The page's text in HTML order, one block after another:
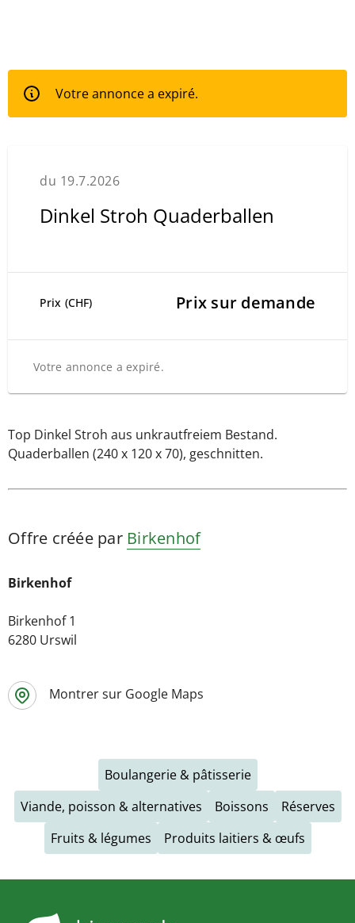
Votre annonce a expiré.
du 19.7.2026
Dinkel Stroh Quaderballen
Prix (CHF) Prix sur demande
Votre annonce a expiré.
Top Dinkel Stroh aus unkrautfreiem Bestand.
Quaderballen (240 x 120 x 70), geschnitten.
Offre créée par Birkenhof
Birkenhof
Birkenhof 1
6280 Urswil
Montrer sur Google Maps
Boulangerie & pâtisserie
Viande, poisson & alternatives
Boissons
Réserves
Fruits & légumes
Produits laitiers & œufs